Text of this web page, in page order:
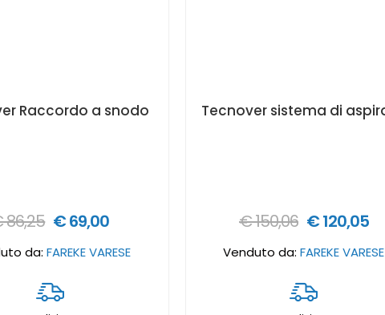
Raccordo a snodo
86,25 € 69,00
da: FAREKE VARESE
€ 150,06 € 120,05
Venduto da:FAREKE VARESE